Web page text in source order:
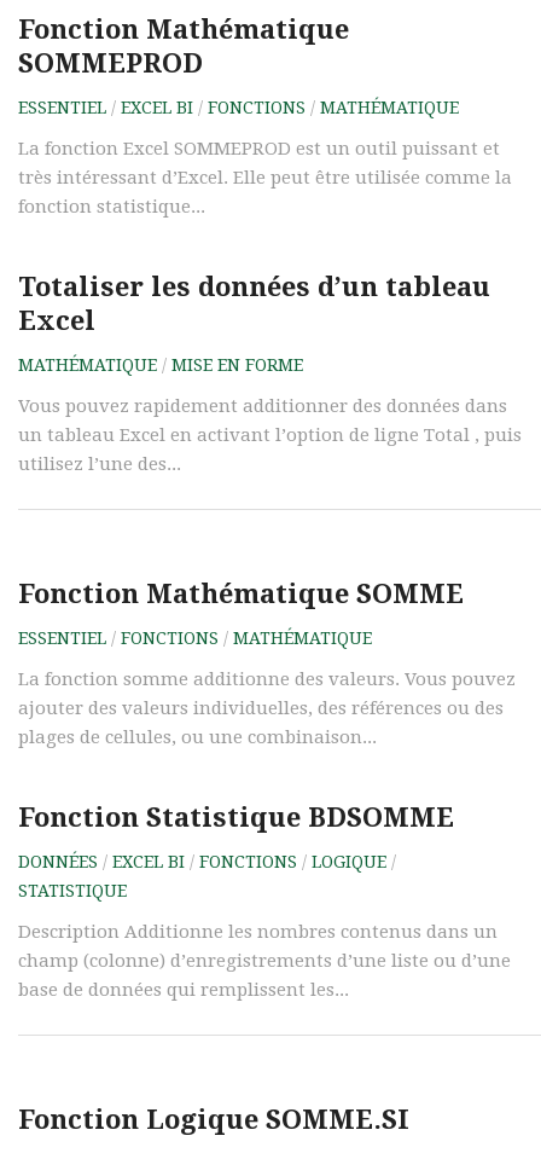
Fonction Mathématique
SOMMEPROD
ESSENTIEL / EXCEL BI / FONCTIONS / MATHÉMATIQUE
La fonction Excel SOMMEPROD est un outil puissant et
très intéressant d’Excel. Elle peut être utilisée comme la
fonction statistique...
Totaliser les données d’un tableau
Excel
MATHÉMATIQUE / MISE EN FORME
Vous pouvez rapidement additionner des données dans
un tableau Excel en activant l’option de ligne Total , puis
utilisez l’une des...
Fonction Mathématique SOMME
ESSENTIEL / FONCTIONS / MATHÉMATIQUE
La fonction somme additionne des valeurs. Vous pouvez
ajouter des valeurs individuelles, des références ou des
plages de cellules, ou une combinaison...
Fonction Statistique BDSOMME
DONNÉES / EXCEL BI / FONCTIONS / LOGIQUE /
STATISTIQUE
Description Additionne les nombres contenus dans un
champ (colonne) d’enregistrements d’une liste ou d’une
base de données qui remplissent les...
Fonction Logique SOMME.SI